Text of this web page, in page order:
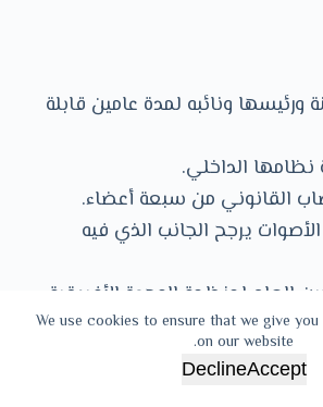
We use cookies to ensure that we give
on our website.
Accept
Decline
ورئيسها ونائبه لمدة عامين قابلة
نظامها الداخلي.
القانوني من سبعة أعضاء.
يرجح الجانب الذي فيه
العام لمنظمة الوحدة الأفريقية
اللجنة، ولا يشترك في
ولا في التصويت. على أنه يجوز
دعوته إلى أخذ الكلمة أمامها.